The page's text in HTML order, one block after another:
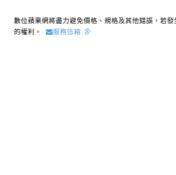
數位蘋果網將盡力避免價格、規格及其他錯誤，若
的權利。
服務信箱